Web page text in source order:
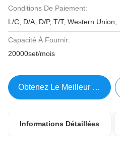
Conditions De Paiement:
L/C, D/A, D/P, T/T, Western Union,
Capacité À Fournir:
20000set/mois
Obtenez Le Meilleur Prix
Informations Détaillées